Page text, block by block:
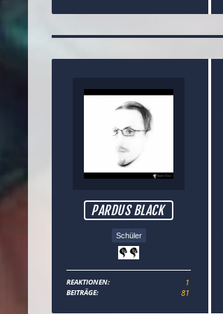
PARDUS BLACK
Schüler
REAKTIONEN 1
BEITRÄGE 81